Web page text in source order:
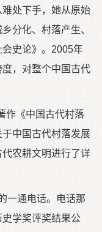
处下手，她从原始
分化、村落产生、
史论》。2005年
，对整个中国古代
作《中国古代村落
中国古代村落发展
农耕文明进行了详
一通电话。电话那
学奖评奖结果公